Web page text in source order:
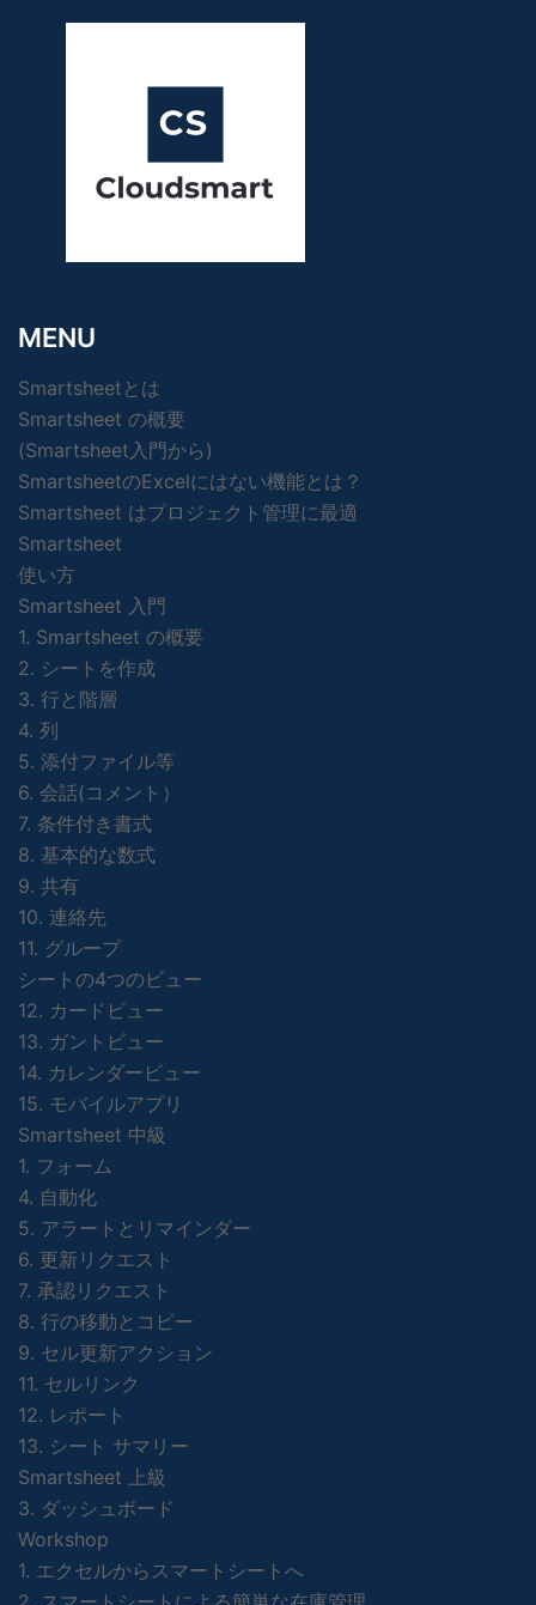
MENU
Smartsheetとは
Smartsheet の概要
(Smartsheet入門から)
SmartsheetのExcelにはない機能とは？
Smartsheet はプロジェクト管理に最適
Smartsheet
使い方
Smartsheet 入門
1. Smartsheet の概要
2. シートを作成
3. 行と階層
4. 列
5. 添付ファイル等
6. 会話(コメント）
7. 条件付き書式
8. 基本的な数式
9. 共有
10. 連絡先
11. グループ
シートの4つのビュー
12. カードビュー
13. ガントビュー
14. カレンダービュー
15. モバイルアプリ
Smartsheet 中級
1. フォーム
4. 自動化
5. アラートとリマインダー
6. 更新リクエスト
7. 承認リクエスト
8. 行の移動とコピー
9. セル更新アクション
11. セルリンク
12. レポート
13. シート サマリー
Smartsheet 上級
3. ダッシュボード
Workshop
1. エクセルからスマートシートへ